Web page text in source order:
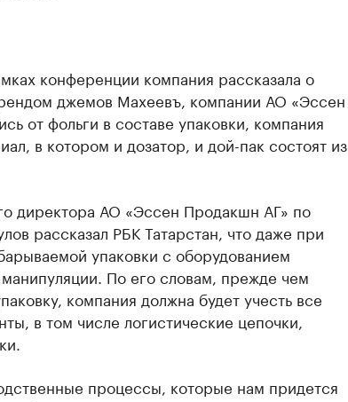
конференции компания рассказала о
джемов Махеевъ, компании АО «Эссен
от фольги в составе упаковки, компания
в котором и дозатор, и дой-пак состоят из
директора АО «Эссен Продакшн АГ» по
рассказал РБК Татарстан, что даже при
упаковки с оборудованием
По его словам, прежде чем
компания должна будет учесть все
в том числе логистические цепочки,
процессы, которые нам придется